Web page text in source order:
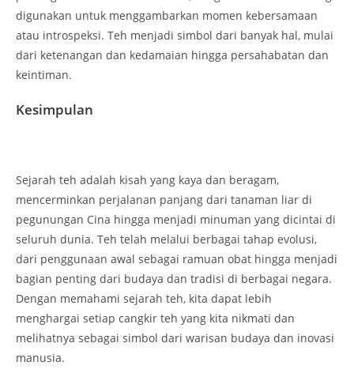
digunakan untuk menggambarkan momen kebersamaan
atau introspeksi. Teh menjadi simbol dari banyak hal, mulai
dari ketenangan dan kedamaian hingga persahabatan dan
keintiman.
Kesimpulan
Sejarah teh adalah kisah yang kaya dan beragam,
mencerminkan perjalanan panjang dari tanaman liar di
pegunungan Cina hingga menjadi minuman yang dicintai di
seluruh dunia. Teh telah melalui berbagai tahap evolusi,
dari penggunaan awal sebagai ramuan obat hingga menjadi
bagian penting dari budaya dan tradisi di berbagai negara.
Dengan memahami sejarah teh, kita dapat lebih
menghargai setiap cangkir teh yang kita nikmati dan
melihatnya sebagai simbol dari warisan budaya dan inovasi
manusia.